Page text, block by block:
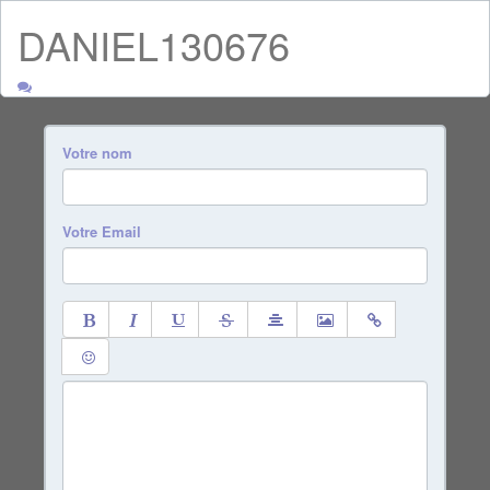
DANIEL130676
Votre nom
Votre Email